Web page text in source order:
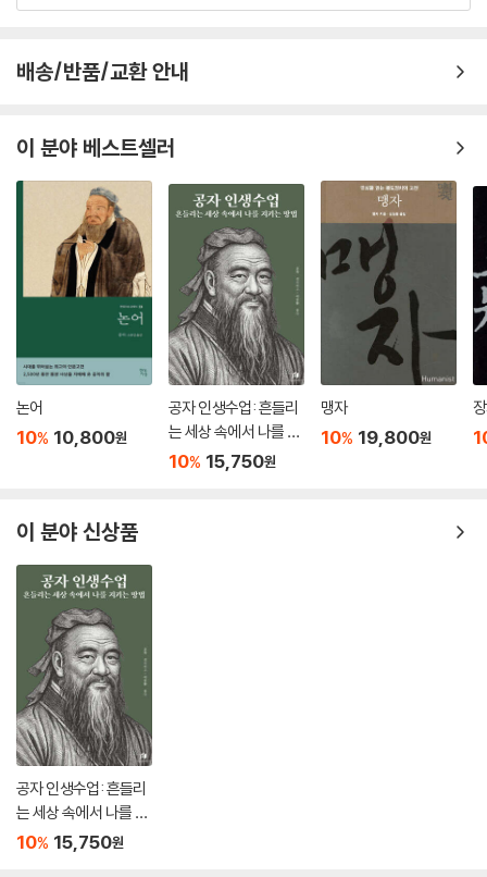
배송/반품/교환 안내
이 분야 베스트셀러
논어
10% 10,800원
공자 인생수업: 흔들리
는 세상 속에서 나를 지
키는 방법
10% 15,750원
맹자
10% 19,800원
이 분야 신상품
공자 인생수업: 흔들리
는 세상 속에서 나를 지
키는 방법
10% 15,750원